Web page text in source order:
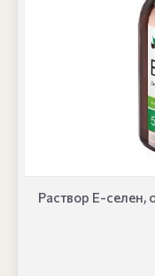
Раствор Е-селен,